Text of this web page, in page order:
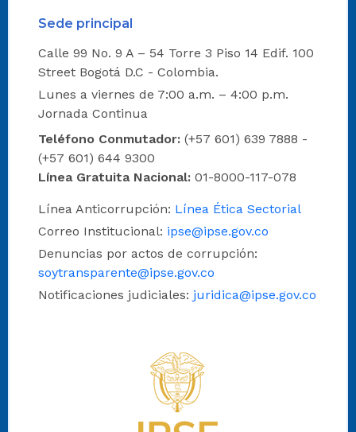
Sede principal
Calle 99 No. 9 A – 54 Torre 3 Piso 14 Edif. 100
Street Bogotá D.C - Colombia.
Lunes a viernes de 7:00 a.m. – 4:00 p.m.
Jornada Continua
Teléfono Conmutador: (+57 601) 639 7888 -
(+57 601) 644 9300
Línea Gratuita Nacional: 01-8000-117-078
Línea Anticorrupción: Línea Ética Sectorial
Correo Institucional: ipse@ipse.gov.co
Denuncias por actos de corrupción:
soytransparente@ipse.gov.co
Notificaciones judiciales: juridica@ipse.gov.co